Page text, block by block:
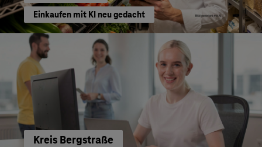
Einkaufen mit KI neu gedacht
Kreis Bergstraße